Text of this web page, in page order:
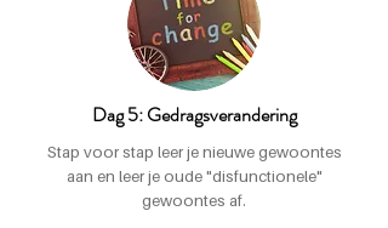
Dag 5: Gedragsverandering
Stap voor stap leer je nieuwe gewoontes
aan en leer je oude "disfunctionele"
gewoontes af.